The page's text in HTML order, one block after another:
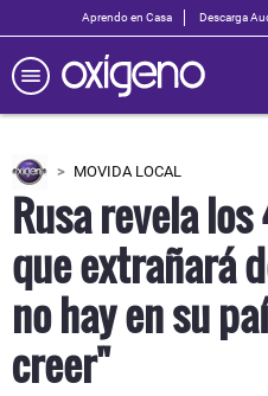
Aprendo en Casa Descarga
MOVIDA LOCAL
Rusa revela
que extrañará
no hay en su
creer"